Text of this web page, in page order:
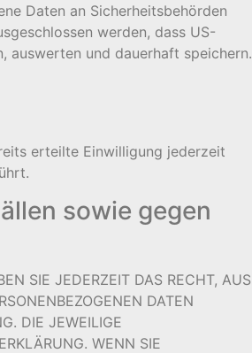
Daten an Sicherheitsbehörden
werden, dass US-
auswerten und dauerhaft speichern.
erteilte Einwilligung jederzeit
sowie gegen
SIE JEDERZEIT DAS RECHT, AUS
DATEN
DIE JEWEILIGE
WENN SIE